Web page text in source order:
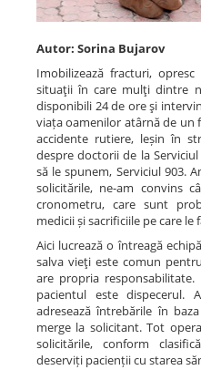
Autor: Sorina Bujarov
Imobilizează fracturi,
situaţii în care mulţi dintre
disponibili 24 de ore şi
viața oamenilor atârnă de un
accidente rutiere, leșin în
despre doctorii de la
să le spunem, Serviciul 903.
solicitările, ne-am convins
cronometru, care sunt
medicii și sacrificiile pe care le
Aici lucrează o întreagă
salva vieţi este comun
are propria
pacientul este dispecerul.
adresează întrebările în
merge la solicitant. Tot
solicitările, conform
deserviți pacienții cu starea